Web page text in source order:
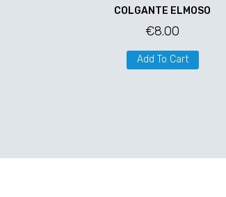
COLGANTE ELMOSO
€8.00
Add To Cart